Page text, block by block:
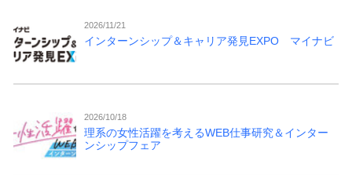
2026/11/21
インターンシップ＆キャリア発見EXPO マイナビ
2026/10/18
理系の女性活躍を考えるWEB仕事研究＆インター
ンシップフェア